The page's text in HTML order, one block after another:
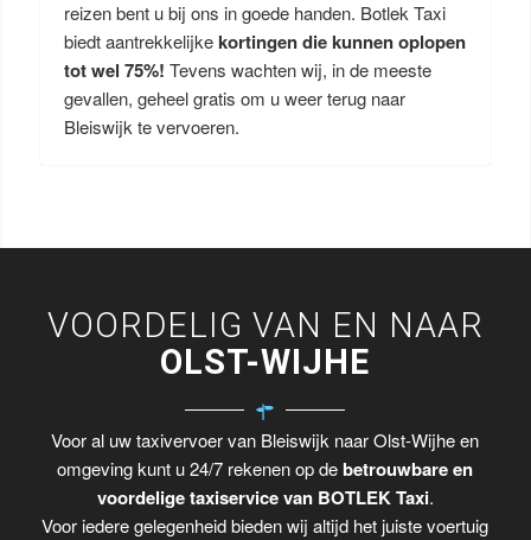
reizen bent u bij ons in goede handen. Botlek Taxi
biedt aantrekkelijkekortingen die kunnen oplopen
tot wel 75%! Tevens wachten wij, in de meeste
gevallen, geheel gratis om u weer terug naar
Bleiswijk te vervoeren.
VOORDELIG VAN EN NAAR
OLST-WIJHE
Voor al uw taxivervoer van Bleiswijk naar Olst-Wijhe en
omgeving kunt u 24/7 rekenen op debetrouwbare en
voordelige taxiservice van BOTLEK Taxi.
Voor iedere gelegenheid bieden wij altijd het juiste voertuig